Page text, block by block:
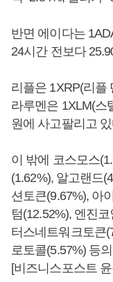
반면 에이다는
24시간 전보다
리플은 1XRP(리플
라루멘은 1XLM(스
원에 사고팔리고
이 밖에 코스모스
(1.62%), 알고랜드
션토큰(9.67%), 아
텀(12.52%), 엔진
터스네트워크토큰
로토콜(5.57%) 등
[비즈니스포스트